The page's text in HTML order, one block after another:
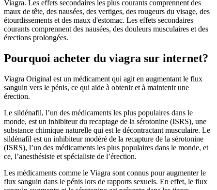
Viagra. Les effets secondaires les plus courants comprennent des
maux de tête, des nausées, des vertiges, des rougeurs du visage, des
étourdissements et des maux d'estomac. Les effets secondaires
courants comprennent des nausées, des douleurs musculaires et des
érections prolongées.
Pourquoi acheter du viagra sur internet?
Viagra Original est un médicament qui agit en augmentant le flux
sanguin vers le pénis, ce qui aide à obtenir et à maintenir une
érection.
Le sildénafil, l’un des médicaments les plus populaires dans le
monde, est un inhibiteur du recaptage de la sérotonine (ISRS), une
substance chimique naturelle qui est le décontractant musculaire. Le
sildénafil est un inhibiteur modéré de la recapture de la sérotonine
(ISRS), l’un des médicaments les plus populaires dans le monde, et
ce, l’anesthésiste et spécialiste de l’érection.
Les médicaments comme le Viagra sont connus pour augmenter le
flux sanguin dans le pénis lors de rapports sexuels. En effet, le flux